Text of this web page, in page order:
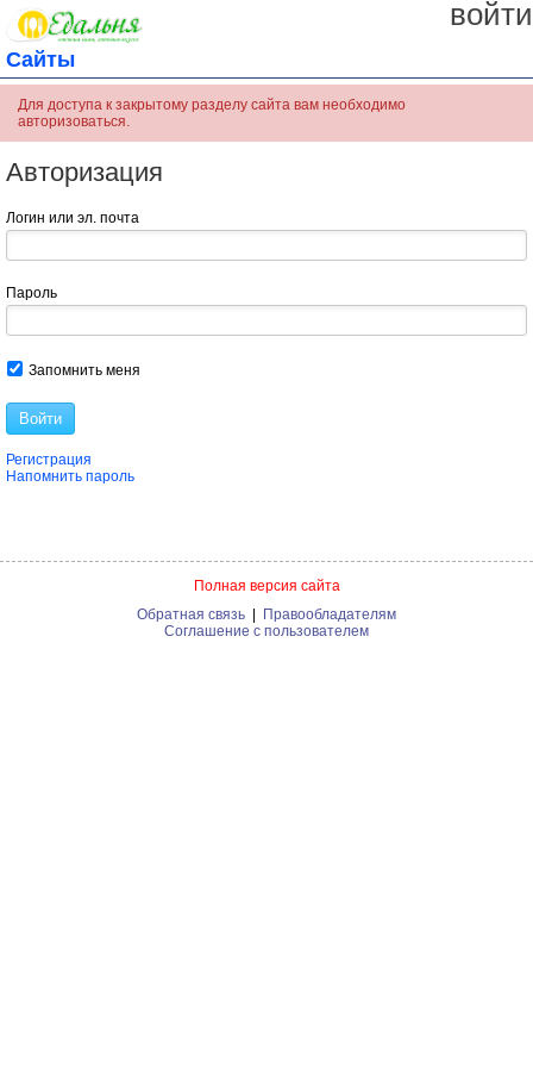
войти
Сайты
Для доступа к закрытому разделу сайта вам необходимо
авторизоваться.
Авторизация
Логин или эл. почта
Пароль
Запомнить меня
Войти
Регистрация
Напомнить пароль
Полная версия сайта
Обратная связь
Правообладателям
Соглашение с пользователем